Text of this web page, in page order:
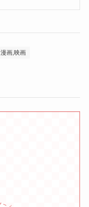
漫画,映画